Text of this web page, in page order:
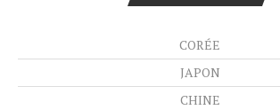
CORÉE
JAPON
CHINE